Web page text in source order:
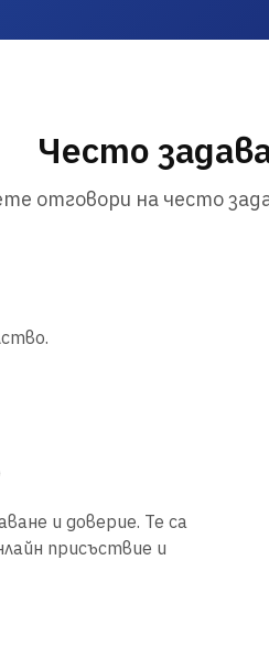
Често
отговори на често
и доверие. Те са
присъствие и